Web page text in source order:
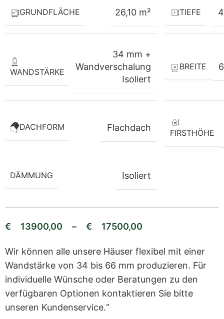
GRUNDFLÄCHE 26,10 m² TIEFE
WANDSTÄRKE
34 mm +
Wandverschalung
Isoliert
BREITE
DACHFORM Flachdach
FIRSTHÖHE
DÄMMUNG Isoliert
€ 13900,00 – € 17500,00
Wir können alle unsere Häuser flexibel mit einer
Wandstärke von 34 bis 66 mm produzieren. Für
individuelle Wünsche oder Beratungen zu den
verfügbaren Optionen kontaktieren Sie bitte
unseren Kundenservice.“